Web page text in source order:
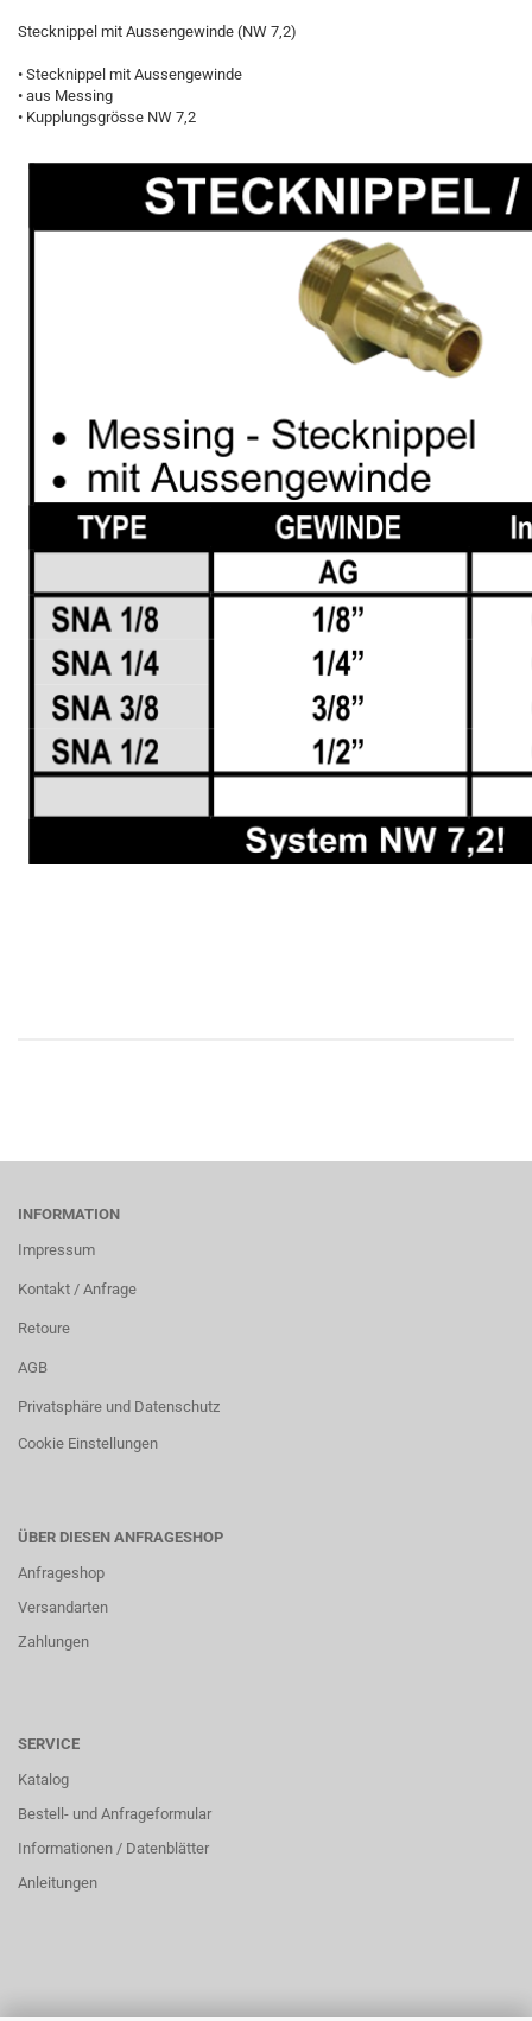
Stecknippel mit Aussengewinde (NW 7,2)
• Stecknippel mit Aussengewinde
• aus Messing
• Kupplungsgrösse NW 7,2
INFORMATION
Impressum
Kontakt / Anfrage
Retoure
AGB
Privatsphäre und Datenschutz
Cookie Einstellungen
ÜBER DIESEN ANFRAGESHOP
Anfrageshop
Versandarten
Zahlungen
SERVICE
Katalog
Bestell- und Anfrageformular
Informationen / Datenblätter
Anleitungen